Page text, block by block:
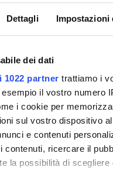
Dettagli Impostazioni
dei dati
1022 partner trattiamo i
il vostro numero
i cookie per
sul vostro dispositivo
e contenuti
contenuti, ricercare il
la possibilità di scegliere